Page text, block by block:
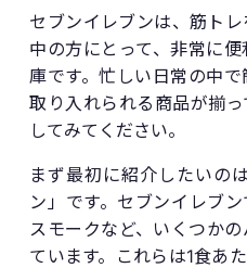
セブンイレブンは、筋ト
中の方にとって、非常に
庫です。忙しい日常の中
取り入れられる商品が揃
してみてください。
まず最初に紹介したいの
ン」です。セブンイレブ
スモークなど、いくつか
ています。これらは1食あ